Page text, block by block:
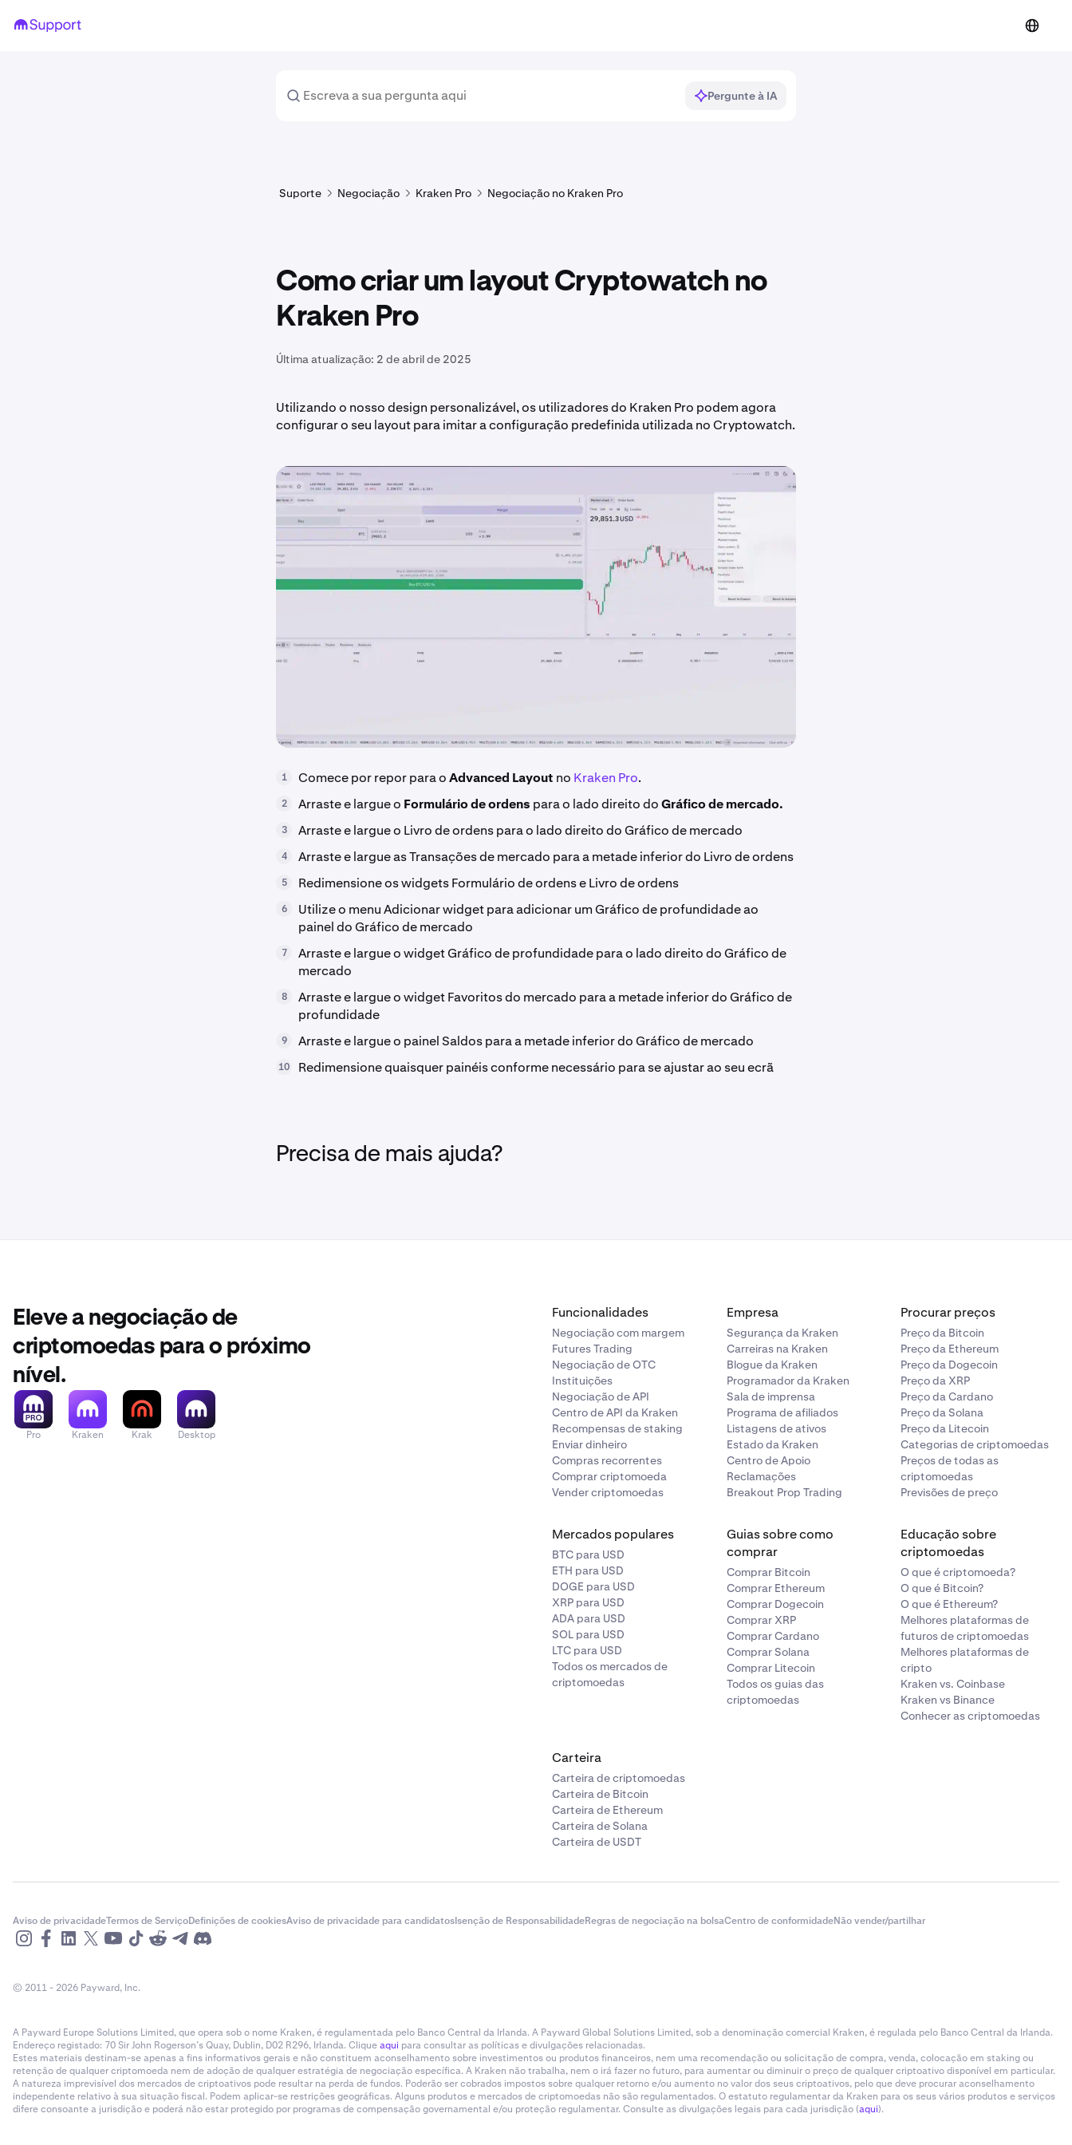
Pergunte à IA
Suporte Negociação Kraken Pro Negociação no Kraken Pro
Como criar um layout Cryptowatch no
Kraken Pro
Última atualização: 2 de abril de 2025
Utilizando o nosso design personalizável, os utilizadores do Kraken Pro podem agora
configurar o seu layout para imitar a configuração predefinida utilizada no Cryptowatch.
1 Comece por repor para oAdvanced Layout no Kraken Pro.
2 Arraste e largue o Formulário de ordens para o lado direito doGráfico de mercado.
3 Arraste e largue o Livro de ordens para o lado direito do Gráfico de mercado
4 Arraste e largue as Transações de mercado para a metade inferior do Livro de ordens
5 Redimensione os widgets Formulário de ordens e Livro de ordens
6
Utilize o menu Adicionar widget para adicionar um Gráfico de profundidade ao
painel do Gráfico de mercado
7
Arraste e largue o widget Gráfico de profundidade para o lado direito do Gráfico de
mercado
8
Arraste e largue o widget Favoritos do mercado para a metade inferior do Gráfico de
profundidade
9 Arraste e largue o painel Saldos para a metade inferior do Gráfico de mercado
10 Redimensione quaisquer painéis conforme necessário para se ajustar ao seu ecrã
Precisa de mais ajuda?
Eleve a negociação de
criptomoedas para o próximo
nível.
Pro Kraken Krak Desktop
Funcionalidades
Negociação com margem
Futures Trading
Negociação de OTC
Instituições
Negociação de API
Centro de API da Kraken
Recompensas de staking
Enviar dinheiro
Compras recorrentes
Comprar criptomoeda
Vender criptomoedas
Empresa
Segurança da Kraken
Carreiras na Kraken
Blogue da Kraken
Programador da Kraken
Sala de imprensa
Programa de afiliados
Listagens de ativos
Estado da Kraken
Centro de Apoio
Reclamações
Breakout Prop Trading
Procurar preços
Preço da Bitcoin
Preço da Ethereum
Preço da Dogecoin
Preço da XRP
Preço da Cardano
Preço da Solana
Preço da Litecoin
Categorias de criptomoedas
Preços de todas as
criptomoedas
Previsões de preço
Mercados populares
BTC para USD
ETH para USD
DOGE para USD
XRP para USD
ADA para USD
SOL para USD
LTC para USD
Todos os mercados de
criptomoedas
Guias sobre como
comprar
Comprar Bitcoin
Comprar Ethereum
Comprar Dogecoin
Comprar XRP
Comprar Cardano
Comprar Solana
Comprar Litecoin
Todos os guias das
criptomoedas
Educação sobre
criptomoedas
O que é criptomoeda?
O que é Bitcoin?
O que é Ethereum?
Melhores plataformas de
futuros de criptomoedas
Melhores plataformas de
cripto
Kraken vs. Coinbase
Kraken vs Binance
Conhecer as criptomoedas
Carteira
Carteira de criptomoedas
Carteira de Bitcoin
Carteira de Ethereum
Carteira de Solana
Carteira de USDT
Aviso de privacidadeTermos de ServiçoDefinições de cookiesAviso de privacidade para candidatosIsenção de ResponsabilidadeRegras de negociação na bolsaCentro de conformidadeNão vender/partilhar
© 2011 - 2026 Payward, Inc.
A Payward Europe Solutions Limited, que opera sob o nome Kraken, é regulamentada pelo Banco Central da Irlanda. A Payward Global Solutions Limited, sob a denominação comercial Kraken, é regulada pelo Banco Central da Irlanda.
Endereço registado: 70 Sir John Rogerson’s Quay, Dublin, D02 R296, Irlanda. Cliqueaqui para consultar as políticas e divulgações relacionadas.
Estes materiais destinam-se apenas a fins informativos gerais e não constituem aconselhamento sobre investimentos ou produtos financeiros, nem uma recomendação ou solicitação de compra, venda, colocação em staking ou
retenção de qualquer criptomoeda nem de adoção de qualquer estratégia de negociação específica. A Kraken não trabalha, nem o irá fazer no futuro, para aumentar ou diminuir o preço de qualquer criptoativo disponível em particular.
A natureza imprevisível dos mercados de criptoativos pode resultar na perda de fundos. Poderão ser cobrados impostos sobre qualquer retorno e/ou aumento no valor dos seus criptoativos, pelo que deve procurar aconselhamento
independente relativo à sua situação fiscal. Podem aplicar-se restrições geográficas. Alguns produtos e mercados de criptomoedas não são regulamentados. O estatuto regulamentar da Kraken para os seus vários produtos e serviços
difere consoante a jurisdição e poderá não estar protegido por programas de compensação governamental e/ou proteção regulamentar. Consulte as divulgações legais para cada jurisdição (aqui).